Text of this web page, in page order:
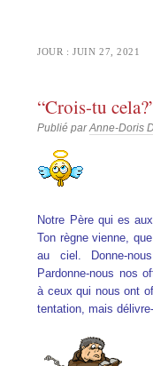
JOUR :JUIN 27, 2021
“Crois-tu
Publié parAnne-Doris
Notre Père qui es
Ton règne vienne,
au ciel. Donne-
Pardonne-nous nos
à ceux qui nous ont
tentation, mais